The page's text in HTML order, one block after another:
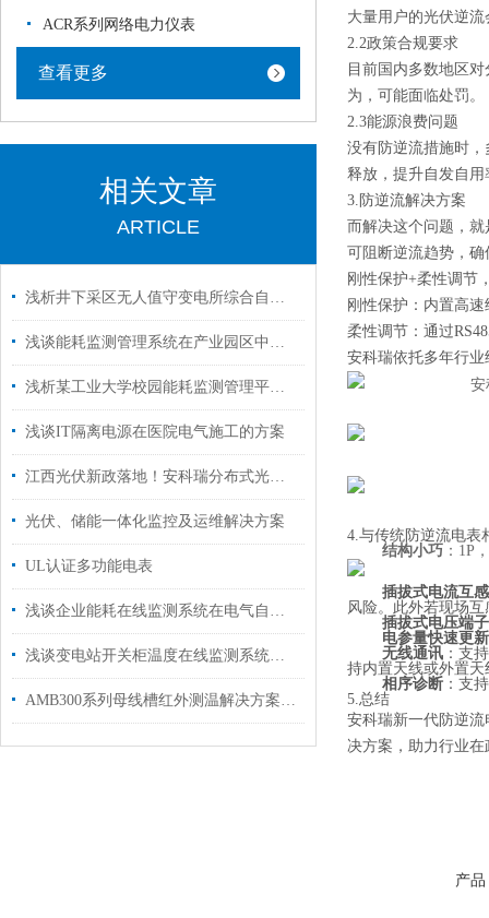
ACR系列网络电力仪表
查看更多
相关文章
ARTICLE
浅析井下采区无人值守变电所综合自动化系统设计及应用
浅谈能耗监测管理系统在产业园区中的应用分析
浅析某工业大学校园能耗监测管理平台应用
浅谈IT隔离电源在医院电气施工的方案
江西光伏新政落地！安科瑞分布式光伏云平台破解监管与效率难题
光伏、储能一体化监控及运维解决方案
UL认证多功能电表
浅谈企业能耗在线监测系统在电气自动化管理中的应用
浅谈变电站开关柜温度在线监测系统设计
AMB300系列母线槽红外测温解决方案中国移动河南某数据中心项目案例分享
大量用户的光伏逆
2.2政策合规要求
目前国内多数地区
为，可能面临处罚。
2.3能源浪费问题
没有防逆流措施时
释放，提升自发自
3.防逆流解决方案
而解决这个问题，就
可阻断逆流趋势，
刚性保护+柔性调节
刚性保护：内置高
柔性调节：通过
安科瑞依托多年行
4.与传统防逆流电表
结构小巧 ：1P
插拔式电流互
风险。此外若现场
插拔式电压端子
电参量快速更新
无线通讯 ：支
持内置天线或外置天
相序诊断 ：支
5.总结
安科瑞新一代防逆
决方案，助力行业
产品